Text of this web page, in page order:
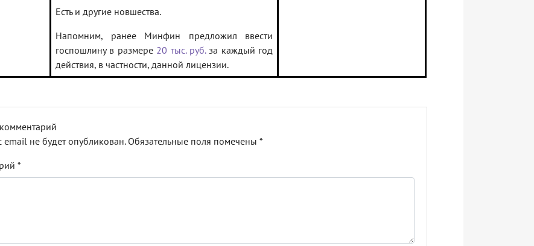
Есть и другие новшества.
Напомним, ранее Минфин предложил ввести
госпошлину в размере 20 тыс. руб.за каждый год
действия, в частности, данной лицензии.
email не будет опубликован. Обязательные поля помечены *
*